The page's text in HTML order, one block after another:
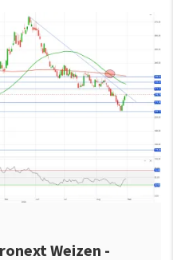
Weizen -